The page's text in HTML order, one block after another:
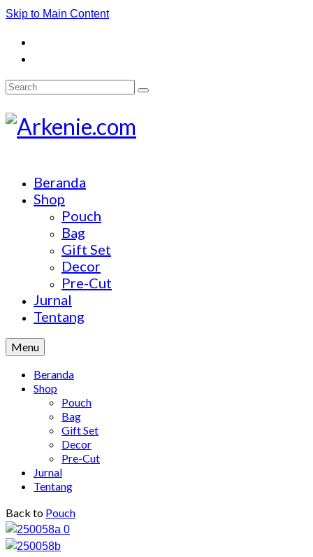
Skip to Main Content
Search
Beranda
Shop
Pouch
Bag
Gift Set
Decor
Pre-Cut
Jurnal
Tentang
Menu
Beranda
Shop
Pouch
Bag
Gift Set
Decor
Pre-Cut
Jurnal
Tentang
Back to Pouch